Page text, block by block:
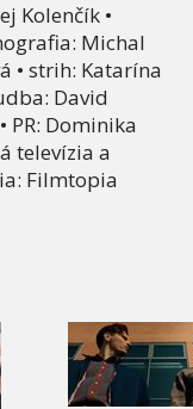
Kolenčík •
Michal
• strih: Katarína
David
PR: Dominika
televízia a
Filmtopia